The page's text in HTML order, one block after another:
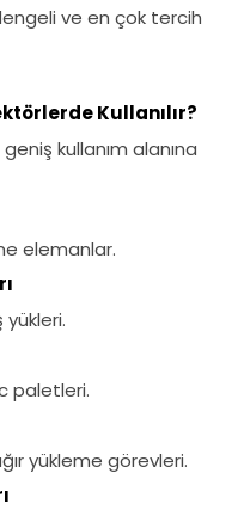
ve en çok tercih
Kullanılır?
kullanım alanına
elemanlar.
paletleri.
yükleme görevleri.